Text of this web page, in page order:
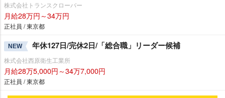
株式会社トランスクローバー
月給28万円～34万円
正社員 / 東京都
NEW 年休127日/完休2日/「総合職」リーダー候補
株式会社西原衛生工業所
月給28万5,000円～34万7,000円
正社員 / 東京都